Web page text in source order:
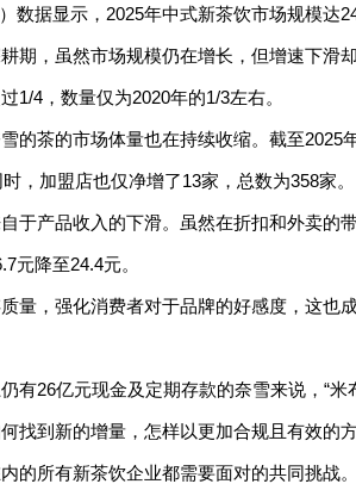
数据显示，2025年中式新茶饮市场规模达
期，虽然市场规模仍在增长，但增速下滑
1/4，数量仅为2020年的1/3左右。
的茶的市场体量也在持续收缩。截至
，加盟店也仅净增了13家，总数为358家。
于产品收入的下滑。虽然在折扣和外卖的
元降至24.4元。
量，强化消费者对于品牌的好感度，这也
有26亿元现金及定期存款的奈雪来说，“
找到新的增量，怎样以更加合规且有效的
的所有新茶饮企业都需要面对的共同挑战。